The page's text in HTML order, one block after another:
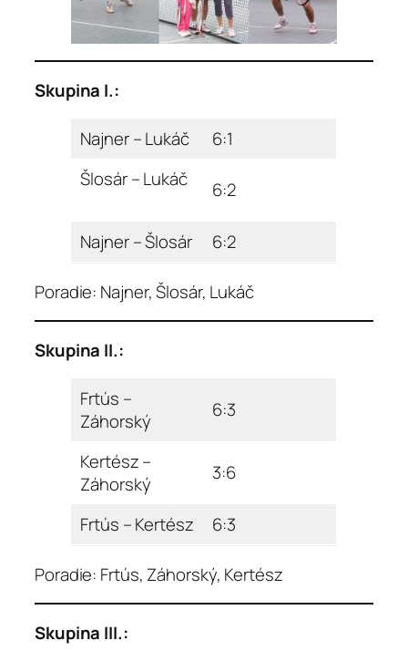
Skupina I.:
Najner – Lukáč
6:1
Šlosár – Lukáč
6:2
Najner – Šlosár 6:2
Poradie: Najner, Šlosár, Lukáč
Skupina II.:
Frtús –
Záhorský
6:3
Kertész –
Záhorský
3:6
Frtús – Kertész 6:3
Poradie: Frtús, Záhorský, Kertész
Skupina III.: